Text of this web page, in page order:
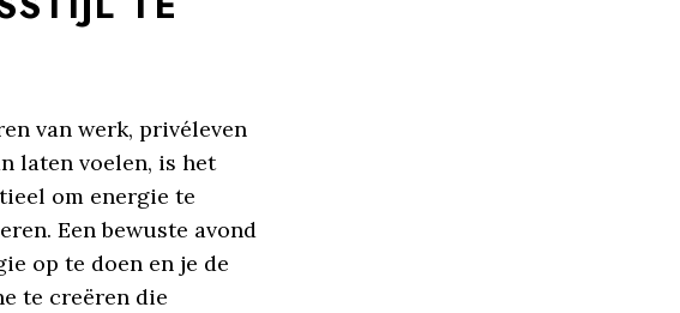
van werk, privéleven
laten voelen, is het
om energie te
Een bewuste avond
op te doen en je de
te creëren die